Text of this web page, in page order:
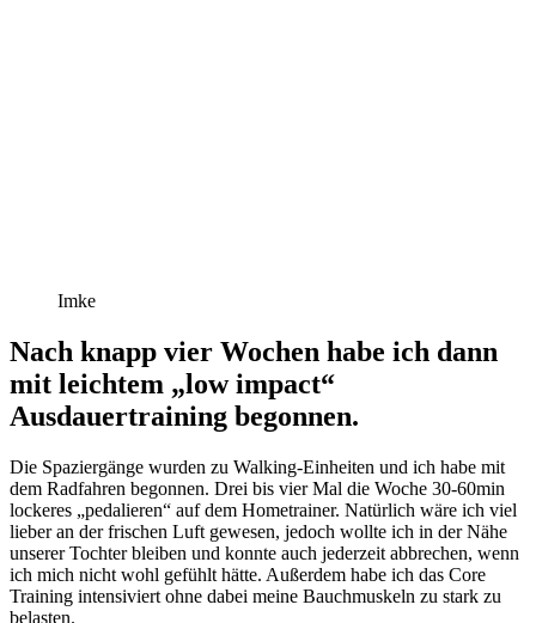
Imke
Nach knapp vier Wochen habe ich dann
mit leichtem „low impact“
Ausdauertraining begonnen.
Die Spaziergänge wurden zu Walking-Einheiten und ich habe mit
dem Radfahren begonnen. Drei bis vier Mal die Woche 30-60min
lockeres „pedalieren“ auf dem Hometrainer. Natürlich wäre ich viel
lieber an der frischen Luft gewesen, jedoch wollte ich in der Nähe
unserer Tochter bleiben und konnte auch jederzeit abbrechen, wenn
ich mich nicht wohl gefühlt hätte. Außerdem habe ich das Core
Training intensiviert ohne dabei meine Bauchmuskeln zu stark zu
belasten.